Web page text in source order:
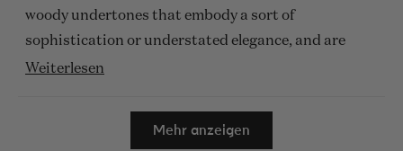
woody undertones that embody a sort of
sophistication or understated elegance, and are
suitable for just about every season or setting! They
consider them to both be very inoffensive
Weiterlesen
Wird geladen...
Mehr anzeigen